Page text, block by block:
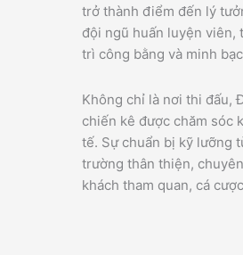
trở thành điểm đến lý
đội ngũ huấn luyện
trì công bằng và minh
Không chỉ là nơi thi đấu,
chiến kê được chăm sóc
tế. Sự chuẩn bị kỹ lưỡng
trường thân thiện,
khách tham quan, cá